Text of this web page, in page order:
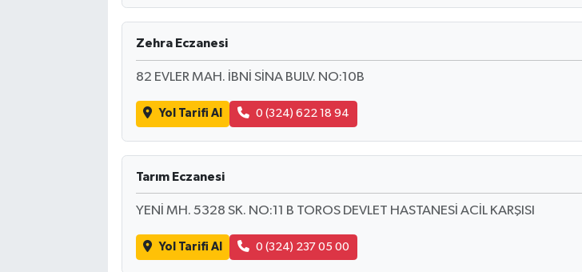
Zehra Eczanesi
82 EVLER MAH. İBNİ SİNA BULV. NO:10B
Yol Tarifi Al 0 (324) 622 18 94
Tarım Eczanesi
YENİ MH. 5328 SK. NO:11 B TOROS DEVLET HASTANESİ ACİL KARŞISI
Yol Tarifi Al 0 (324) 237 05 00